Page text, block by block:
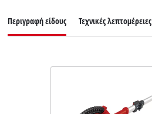
Περιγραφή είδους Τεχνικές λεπτομέρειες